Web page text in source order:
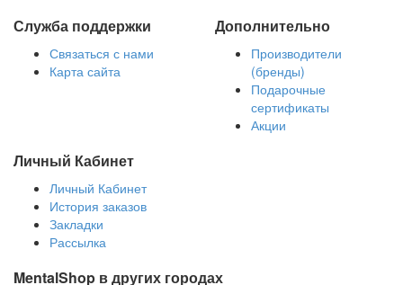
Служба поддержки
Связаться с нами
Карта сайта
Дополнительно
Производители
(бренды)
Подарочные
сертификаты
Акции
Личный Кабинет
Личный Кабинет
История заказов
Закладки
Рассылка
MentalShop в других городах